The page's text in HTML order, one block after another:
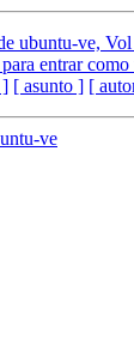
ubuntu-ve,
entrar
] [ asunto ] [
ve